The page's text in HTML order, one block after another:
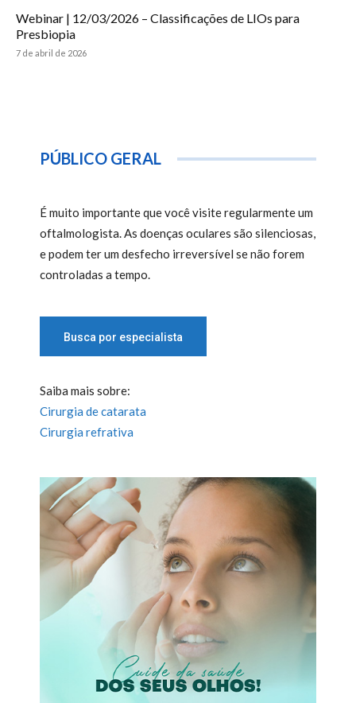
Webinar | 12/03/2026 – Classificações de LIOs para
Presbiopia
7 de abril de 2026
PÚBLICO GERAL
É muito importante que você visite regularmente um
oftalmologista. As doenças oculares são silenciosas,
e podem ter um desfecho irreversível se não forem
controladas a tempo.
Busca por especialista
Saiba mais sobre:
Cirurgia de catarata
Cirurgia refrativa